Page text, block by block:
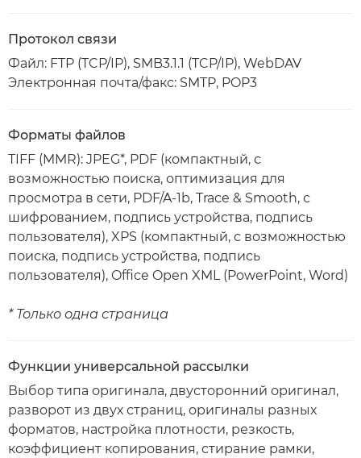
Протокол связи
Файл: FTP (TCP/IP), SMB3.1.1 (TCP/IP), WebDAV
Электронная почта/факс: SMTP, POP3
Форматы файлов
TIFF (MMR): JPEG*, PDF (компактный, с
возможностью поиска, оптимизация для
просмотра в сети, PDF/A-1b, Trace & Smooth, с
шифрованием, подпись устройства, подпись
пользователя), XPS (компактный, с возможностью
поиска, подпись устройства, подпись
пользователя), Office Open XML (PowerPoint, Word)
* Только одна страница
Функции универсальной рассылки
Выбор типа оригинала, двусторонний оригинал,
разворот из двух страниц, оригиналы разных
форматов, настройка плотности, резкость,
коэффициент копирования, стирание рамки,